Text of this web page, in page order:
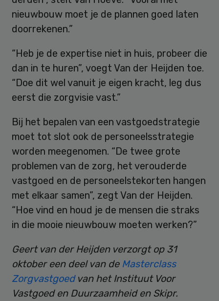
nieuwbouw moet je de plannen goed laten
doorrekenen.”
“Heb je de expertise niet in huis, probeer die
dan in te huren”, voegt Van der Heijden toe.
“Doe dit wel vanuit je eigen kracht, leg dus
eerst die zorgvisie vast.”
Bij het bepalen van een vastgoedstrategie
moet tot slot ook de personeelsstrategie
worden meegenomen. “De twee grote
problemen van de zorg, het verouderde
vastgoed en de personeelstekorten hangen
met elkaar samen”, zegt Van der Heijden.
“Hoe vind en houd je de mensen die straks
in die mooie nieuwbouw moeten werken?”
Geert van der Heijden verzorgt op 31
oktober een deel van de Masterclass
Zorgvastgoedvan het Instituut Voor
Vastgoed en Duurzaamheid en Skipr.